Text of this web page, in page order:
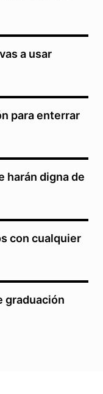
a usar
para enterrar
harán digna de
con cualquier
graduación